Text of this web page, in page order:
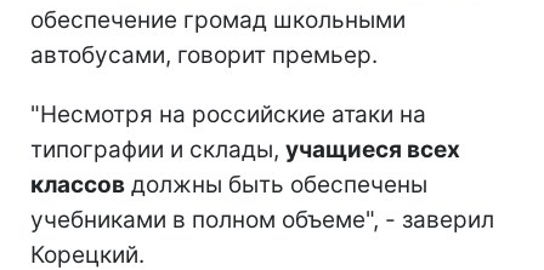
обеспечение громад школьными
автобусами, говорит премьер.
"Несмотря на российские атаки на
типографии и склады, учащиеся всех
классов должны быть обеспечены
учебниками в полном объеме", - заверил
Корецкий.